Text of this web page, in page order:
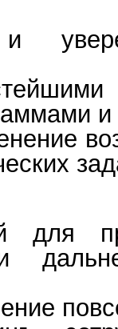
и
для